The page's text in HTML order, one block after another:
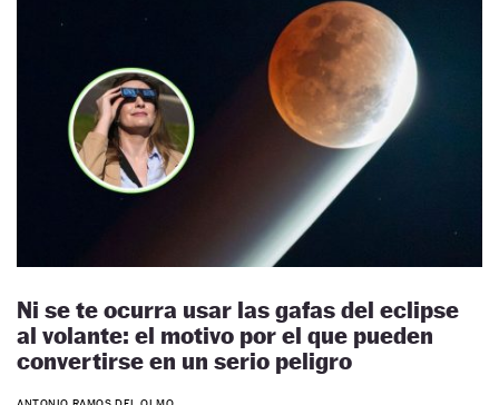
Ni se te ocurra usar las gafas del eclipse
al volante: el motivo por el que pueden
convertirse en un serio peligro